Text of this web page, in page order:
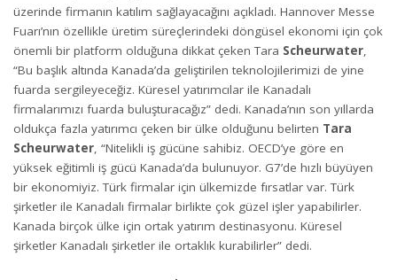
üzerinde firmanın katılım sağlayacağını açıkladı. Hannover Messe
Fuarı’nın özellikle üretim süreçlerindeki döngüsel ekonomi için çok
önemli bir platform olduğuna dikkat çeken Tara Scheurwater,
“Bu başlık altında Kanada’da geliştirilen teknolojilerimizi de yine
fuarda sergileyeceğiz. Küresel yatırımcılar ile Kanadalı
firmalarımızı fuarda buluşturacağız” dedi. Kanada’nın son yıllarda
oldukça fazla yatırımcı çeken bir ülke olduğunu belirten Tara
Scheurwater, “Nitelikli iş gücüne sahibiz. OECD’ye göre en
yüksek eğitimli iş gücü Kanada’da bulunuyor. G7’de hızlı büyüyen
bir ekonomiyiz. Türk firmalar için ülkemizde fırsatlar var. Türk
şirketler ile Kanadalı firmalar birlikte çok güzel işler yapabilirler.
Kanada birçok ülke için ortak yatırım destinasyonu. Küresel
şirketler Kanadalı şirketler ile ortaklık kurabilirler” dedi.